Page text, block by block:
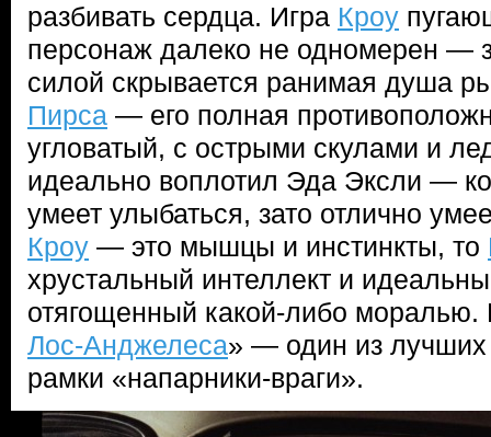
разбивать сердца. Игра Кроу
персонаж далеко не одномерен —
силой скрывается ранимая душа
Пирса — его полная
угловатый, с острыми скулами и
идеально воплотил Эда Эксли —
умеет улыбаться, зато отлично
Кроу — это мышцы и инстинкты, то
хрустальный интеллект и
отягощенный какой-либо моралью.
Лос-Анджелеса» — один из лучших
рамки «напарники-враги».